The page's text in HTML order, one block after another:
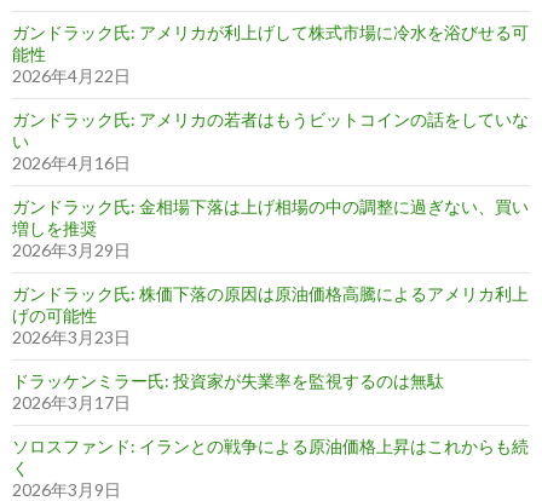
ガンドラック氏: アメリカが利上げして株式市場に冷水を浴びせる可
能性
2026年4月22日
ガンドラック氏: アメリカの若者はもうビットコインの話をしていな
い
2026年4月16日
ガンドラック氏: 金相場下落は上げ相場の中の調整に過ぎない、買い
増しを推奨
2026年3月29日
ガンドラック氏: 株価下落の原因は原油価格高騰によるアメリカ利上
げの可能性
2026年3月23日
ドラッケンミラー氏: 投資家が失業率を監視するのは無駄
2026年3月17日
ソロスファンド: イランとの戦争による原油価格上昇はこれからも続
く
2026年3月9日